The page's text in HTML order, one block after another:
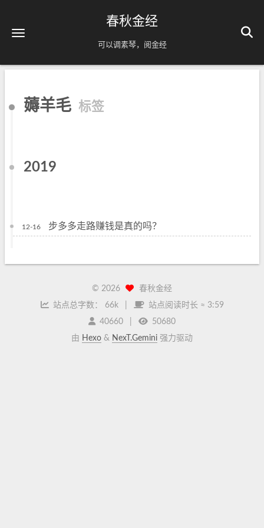
春秋金经
可以调素琴，阅金经
薅羊毛 标签
2019
12-16 步多多走路赚钱是真的吗？
© 2026
春秋金经
站点总字数：
66k 站点阅读时长 ≈ 3:59
40660
50680
由 Hexo & NexT.Gemini 强力驱动